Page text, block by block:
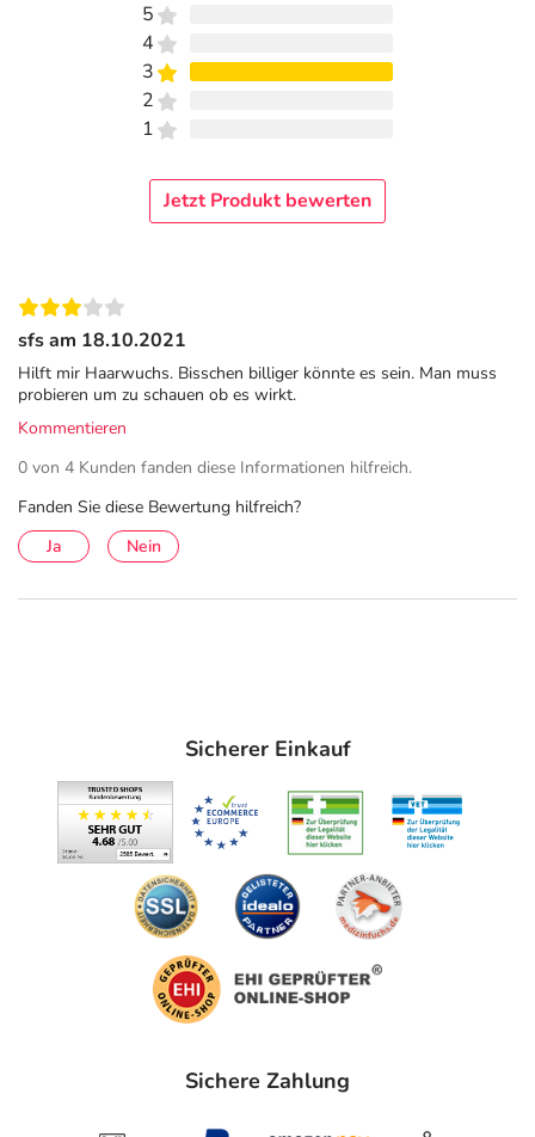
5
4
3
2
1
Jetzt Produkt bewerten
sfs am 18.10.2021
Hilft mir Haarwuchs. Bisschen billiger könnte es sein. Man muss
probieren um zu schauen ob es wirkt.
Kommentieren
0 von 4 Kunden fanden diese Informationen hilfreich.
Fanden Sie diese Bewertung hilfreich?
Ja
Nein
Sicherer Einkauf
Sichere Zahlung